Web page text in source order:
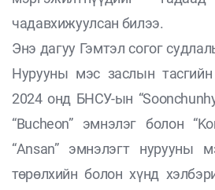
чадавхижуулсан билээ.
Энэ дагуу Гэмтэл согог
Нурууны мэс заслын
2024 онд БНСУ-ын
“Bucheon” эмнэлэг болон
“Ansan” эмнэлэгт нурууны
төрөлхийн болон хүнд